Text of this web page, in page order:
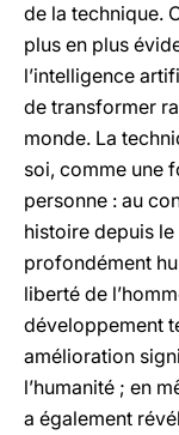
de la technique.
plus en plus
l’intelligence
de transformer
monde. La
soi, comme une
personne : au
histoire depuis
profondément
liberté de
développement
amélioration
l’humanité ; en
a également